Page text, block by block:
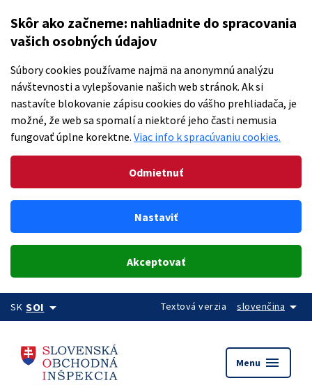
Skôr ako začneme: nahliadnite do spracovania
vašich osobných údajov
Súbory cookies používame najmä na anonymnú analýzu
návštevnosti a vylepšovanie našich web stránok. Ak si
nastavíte blokovanie zápisu cookies do vášho prehliadača, je
možné, že web sa spomalí a niektoré jeho časti nemusia
fungovať úplne korektne. Viac info k spracúvaniu cookies.
Odmietnuť
Nastaviť
Akceptovať
SK SOIarrow_drop_down Textová verzia slovenčina arrow_drop_down
Menu menu